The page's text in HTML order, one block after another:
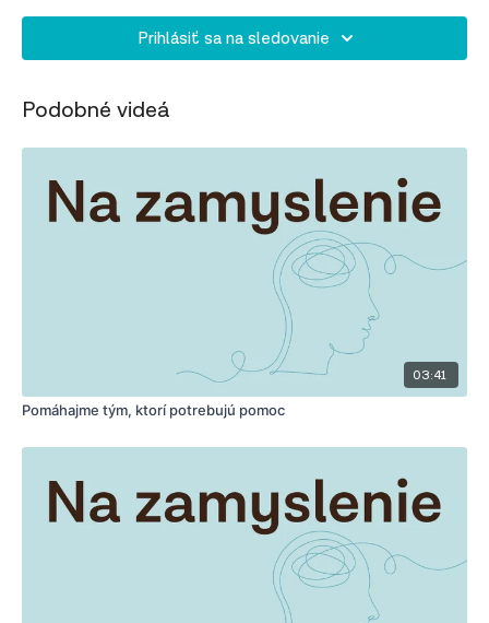
Prihlásiť sa na sledovanie
Podobné videá
03:41
Pomáhajme tým, ktorí potrebujú pomoc